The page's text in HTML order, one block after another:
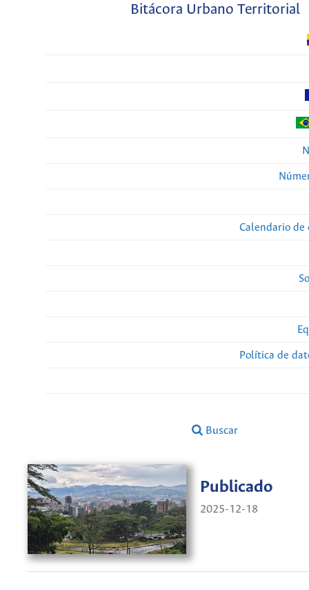
Bitácora Urbano Territorial
Calendario de
Política de
Buscar
Publicado
2025-12-18